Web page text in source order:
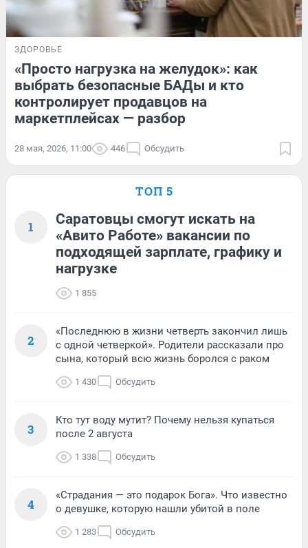
ЗДОРОВЬЕ
«Просто нагрузка на желудок»: как
выбрать безопасные БАДы и кто
контролирует продавцов на
маркетплейсах — разбор
28 мая, 2026, 11:00 446 Обсудить
ТОП 5
1
Саратовцы смогут искать на
«Авито Работе» вакансии по
подходящей зарплате, графику и
нагрузке
1 855
2
«Последнюю в жизни четверть закончил лишь
с одной четверкой». Родители рассказали про
сына, который всю жизнь боролся с раком
1 430 Обсудить
3
Кто тут воду мутит? Почему нельзя купаться
после 2 августа
1 338 Обсудить
4
«Страдания — это подарок Бога». Что известно
о девушке, которую нашли убитой в поле
1 283 Обсудить